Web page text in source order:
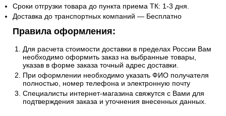
Сроки отгрузки товара до пункта приема ТК: 1-3 дня.
Доставка до транспортных компаний — Бесплатно
Правила оформления:
Для расчета стоимости доставки в пределах России Вам
необходимо оформить заказ на выбранные товары,
указав в форме заказа точный адрес доставки.
При оформлении необходимо указать ФИО получателя
полностью, номер телефона и электронную почту
Специалисты интернет-магазина свяжутся с Вами для
подтверждения заказа и уточнения внесенных данных.